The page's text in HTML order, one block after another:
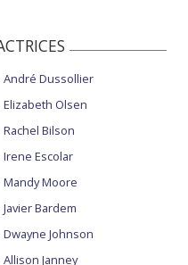
André Dussollier
Elizabeth Olsen
Rachel Bilson
Irene Escolar
Mandy Moore
Javier Bardem
Dwayne Johnson
Allison Janney